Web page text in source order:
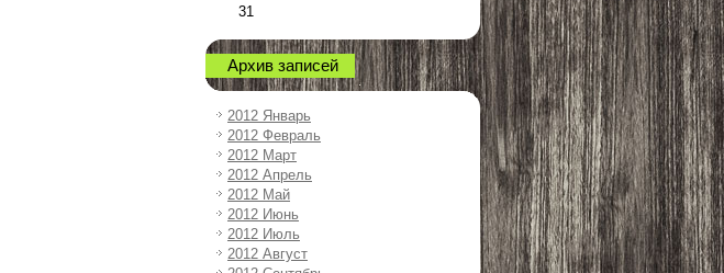
31
Архив записей
2012 Январь
2012 Февраль
2012 Март
2012 Апрель
2012 Май
2012 Июнь
2012 Июль
2012 Август